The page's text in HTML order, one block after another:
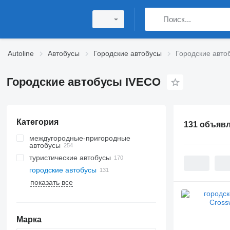
Autoline Автобусы Городские автобусы Городские
Городские автобусы IVECO
Категория
междугородные-пригородные
автобусы
туристические автобусы
городские автобусы
показать все
Марка
131